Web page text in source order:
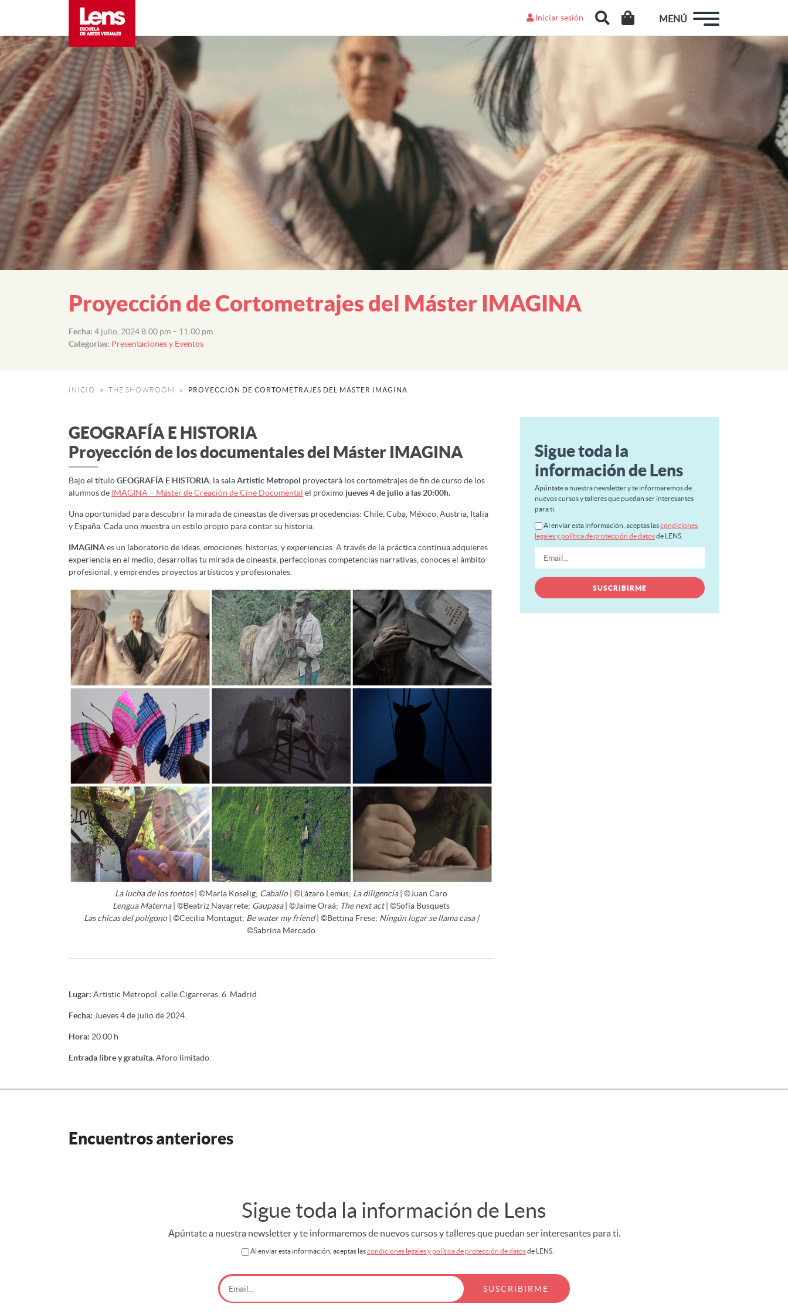
Iniciar sesión MENÚ
Proyección de Cortometrajes del Máster IMAGINA
Fecha: 4 julio, 2024 8:00 pm – 11:00 pm
Categorías: Presentaciones y Eventos
INICIO THE SHOWROOM PROYECCIÓN DE CORTOMETRAJES DEL MÁSTER IMAGINA
GEOGRAFÍA E HISTORIA
Proyección de los documentales del Máster IMAGINA
Bajo el títuloGEOGRAFÍA E HISTORIA , la salaArtistic Metropol proyectará los cortometrajes de fin de curso de los
alumnos de IMAGINA – Máster de Creación de Cine Documental el próximo jueves 4 de julio a las 20:00h.
Una oportunidad para descubrir la mirada de cineastas de diversas procedencias: Chile, Cuba, México, Austria, Italia
y España. Cada uno muestra un estilo propio para contar su historia.
IMAGINAes un laboratorio de ideas, emociones, historias, y experiencias. A través de la práctica continua adquieres
experiencia en el medio, desarrollas tu mirada de cineasta, perfeccionas competencias narrativas, conoces el ámbito
profesional, y emprendes proyectos artísticos y profesionales.
La lucha de los tontos| ©María Koselig; Caballo| ©Lázaro Lemus; La diligencia| ©Juan Caro
Lengua Materna| ©Beatriz Navarrete; Gaupasa| ©Jaime Oraá; The next act| ©Sofía Busquets
Las chicas del polígono| ©Cecilia Montagut; Be water my friend| ©Bettina Frese; Ningún lugar se llama casa |
©Sabrina Mercado
Lugar: Artistic Metropol, calle Cigarreras, 6. Madrid.
Fecha: Jueves 4 de julio de 2024.
Hora: 20.00 h
Entrada libre y gratuita.Aforo limitado.
Sigue toda la
información de Lens
Apúntate a nuestra newsletter y te informaremos de
nuevos cursos y talleres que puedan ser interesantes
para ti.
Al enviar esta información, aceptas lascondiciones
legales y política de protección de datosde LENS.
Encuentros anteriores
Sigue toda la información de Lens
Apúntate a nuestra newsletter y te informaremos de nuevos cursos y talleres que puedan ser interesantes para ti.
Al enviar esta información, aceptas lascondiciones legales y política de protección de datosde LENS.